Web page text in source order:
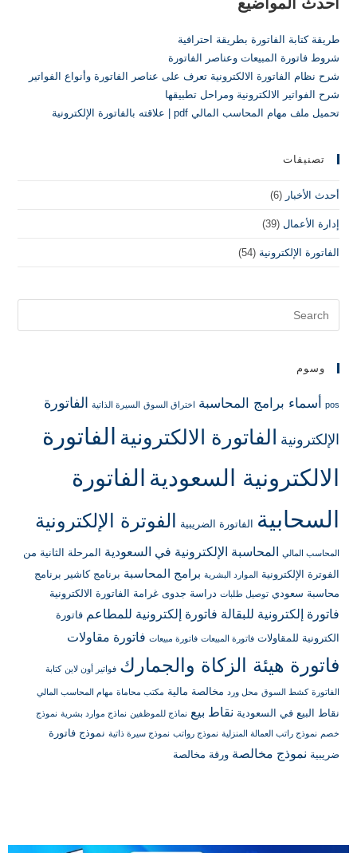
طريقة كتابة الفاتورة بطريقة احترافية
شروط فاتورة المبيعات وعناصر الفاتورة
شرح نظام الفاتورة الالكترونية تعرف على عناصر الفاتورة وأنواع الفواتير
شرح الفواتير الالكترونية ومراحل تطبيقها
تحميل ملف مهام المحاسب المالي pdf | علاقته بالفاتورة الإلكترونية
تصنيفات
أحدث الأخبار (6)
إدارة الأعمال (39)
الفاتورة الإلكترونية (54)
وسوم
pos أسماء برامج المحاسبة اختراق السوق السيرة الذاتية الفاتورة
الإلكترونية الفاتورة الالكترونية الفاتورة
الالكترونية السعودية الفاتورة
السحابية الفاتورة الضريبية الفوترة الإلكترونية
المحاسب المالي المحاسبة الإلكترونية في السعودية المرحلة الثانية من
الفوترة الإلكترونية الموارد البشرية برامج المحاسبة برنامج كاشير برنامج
محاسبة سعودي توصيل طلبات دراسة جدوى غرامة الفاتورة الالكترونية
فاتورة إلكترونية للبقالة فاتورة إلكترونية للمطاعم فاتورة
الكترونية للمقاولات فاتورة المبيعات فاتورة مبيعات فاتورة مقاولات
فاتورة هيئة الزكاة والجمارك فواتير أون لاين كتابة
الفاتورة كشط السوق محل ورد مخالصة مالية مكتب محاماة مهام المحاسب المالي
نقاط البيع في السعودية نقاط بيع نماذج للموظفين نماذج موارد بشرية نموذج
خصم نموذج راتب العمالة المنزلية نموذج رواتب نموذج سيرة ذاتية نموذج فاتورة
ضريبية نموذج مخالصة ورقة مخالصة